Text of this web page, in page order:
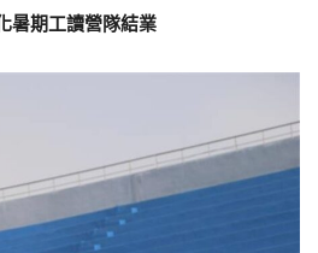
期工讀營隊結業